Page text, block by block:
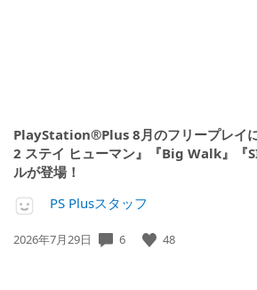
PlayStation®Plus 8月のフリープレイ
2 ステイ ヒューマン』『Big Walk』『
ルが登場！
PS Plusスタッフ
公
2026年7月29日 6 48